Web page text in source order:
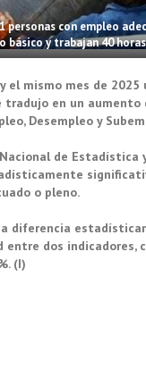
personas con empleo
básico y trabajan 40
el mismo mes de
tradujo en un
Desempleo y
de Estadística
o pleno.
diferencia
entre dos indicadores,
(I)